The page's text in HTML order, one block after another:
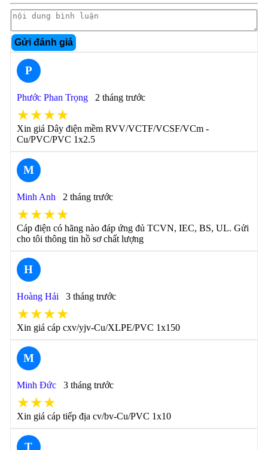
Gửi đánh giá
P
Phước Phan Trọng 2 tháng trước
★★★★
Xin giá Dây điện mềm RVV/VCTF/VCSF/VCm -
Cu/PVC/PVC 1x2.5
M
Minh Anh 2 tháng trước
★★★★
Cáp điện có hãng nào đáp ứng đủ TCVN, IEC, BS, UL. Gửi
cho tôi thông tin hồ sơ chất lượng
H
Hoàng Hải 3 tháng trước
★★★★
Xin giá cáp cxv/yjv-Cu/XLPE/PVC 1x150
M
Minh Đức 3 tháng trước
★★★
Xin giá cáp tiếp địa cv/bv-Cu/PVC 1x10
T